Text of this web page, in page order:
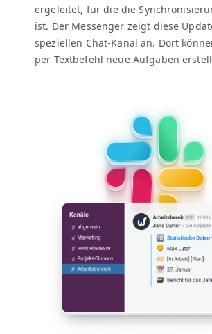
ergeleit­et, für die die
ist. Der Mes­sen­ger zeigt diese
speziellen Chat-Kanal an. Dort
per Textbe­fehl neue Auf­gaben